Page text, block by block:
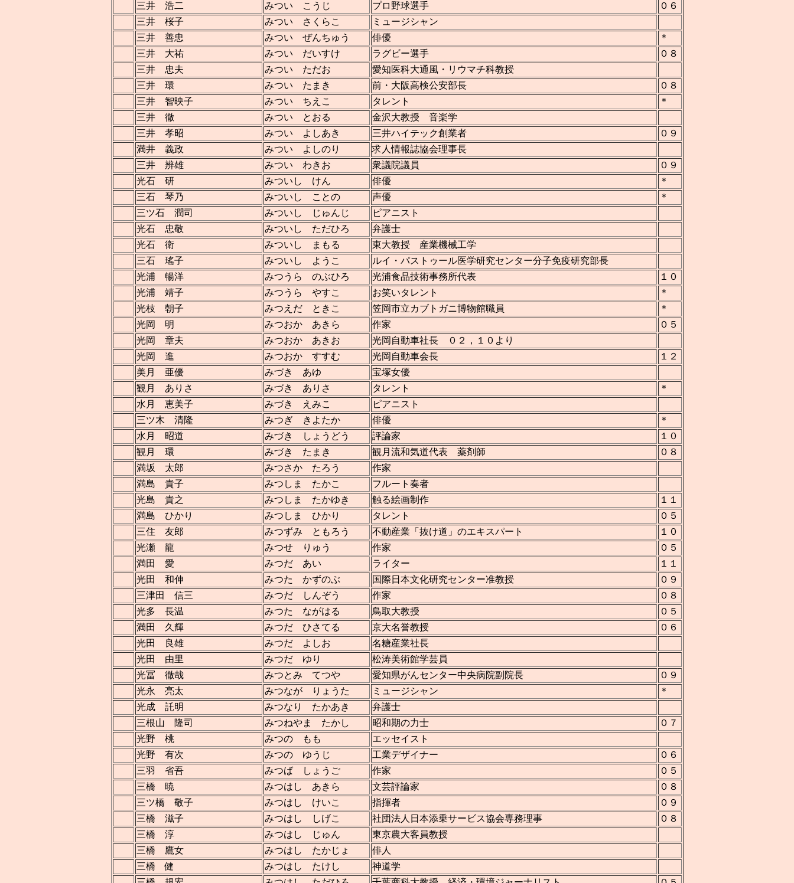
三井 浩二
みつい こうじ プロ野球選手
０６
三井 桜子
みつい さくらこ
ミュージシャン
三井 善忠
みつい ぜんちゅう 俳優
＊
三井 大祐
みつい だいすけ ラグビー選手
０８
三井 忠夫
みつい ただお
愛知医科大通風・リウマチ科教授
三井 環
みつい たまき 前・大阪高検公安部長
０８
三井 智映子
みつい ちえこ タレント
＊
三井 徹
みつい とおる
金沢大教授 音楽学
三井 孝昭
みつい よしあき 三井ハイテック創業者
０９
満井 義政
みつい よしのり
求人情報誌協会理事長
三井 辨雄
みつい わきお 衆議院議員
０９
光石 研
みついし けん 俳優
＊
三石 琴乃
みついし ことの 声優
＊
三ツ石 潤司
みついし じゅんじ
ピアニスト
光石 忠敬
みついし ただひろ
弁護士
光石 衛
みついし まもる
東大教授 産業機械工学
三石 瑤子
みついし ようこ
ルイ・パストゥール医学研究センター分子免疫研究部長
光浦 暢洋
みつうら のぶひろ 光浦食品技術事務所代表
１０
光浦 靖子
みつうら やすこ お笑いタレント
＊
光枝 朝子
みつえだ ときこ 笠岡市立カブトガニ博物館職員
＊
光岡 明
みつおか あきら 作家
０５
光岡 章夫
みつおか あきお
光岡自動車社長 ０２，１０より
光岡 進
みつおか すすむ 光岡自動車会長
１２
美月 亜優
みづき あゆ
宝塚女優
観月 ありさ
みづき ありさ タレント
＊
水月 恵美子
みづき えみこ
ピアニスト
三ツ木 清隆
みつぎ きよたか 俳優
＊
水月 昭道
みづき しょうどう 評論家
１０
観月 環
みづき たまき 観月流和気道代表 薬剤師
０８
満坂 太郎
みつさか たろう
作家
満島 貴子
みつしま たかこ
フルート奏者
光島 貴之
みつしま たかゆき 触る絵画制作
１１
満島 ひかり
みつしま ひかり タレント
０５
三住 友郎
みつずみ ともろう 不動産業「抜け道」のエキスパート
１０
光瀬 龍
みつせ りゅう 作家
０５
満田 愛
みつだ あい ライター
１１
光田 和伸
みつた かずのぶ 国際日本文化研究センター准教授
０９
三津田 信三
みつだ しんぞう 作家
０８
光多 長温
みつた ながはる 鳥取大教授
０５
満田 久輝
みつだ ひさてる 京大名誉教授
０６
光田 良雄
みつだ よしお
名糖産業社長
光田 由里
みつだ ゆり
松涛美術館学芸員
光冨 徹哉
みつとみ てつや 愛知県がんセンター中央病院副院長
０９
光永 亮太
みつなが りょうた ミュージシャン
＊
光成 託明
みつなり たかあき
弁護士
三根山 隆司
みつねやま たかし 昭和期の力士
０７
光野 桃
みつの もも
エッセイスト
光野 有次
みつの ゆうじ 工業デザイナー
０６
三羽 省吾
みつば しょうご 作家
０５
三橋 暁
みつはし あきら 文芸評論家
０８
三ツ橋 敬子
みつはし けいこ 指揮者
０９
三橋 滋子
みつはし しげこ 社団法人日本添乗サービス協会専務理事
０８
三橋 淳
みつはし じゅん
東京農大客員教授
三橋 鷹女
みつはし たかじょ
俳人
三橋 健
みつはし たけし
神道学